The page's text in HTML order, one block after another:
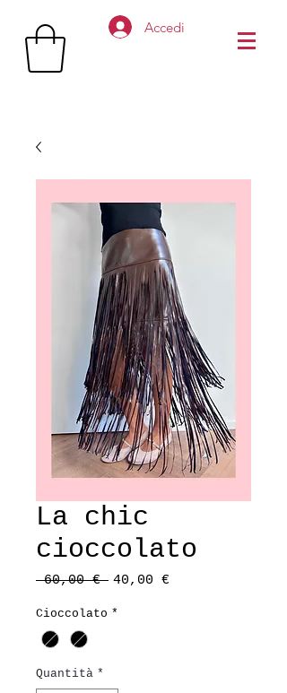
Accedi
La chic
cioccolato
60,00 € Prezzo
40,00 €
Cioccolato *
Quantità *